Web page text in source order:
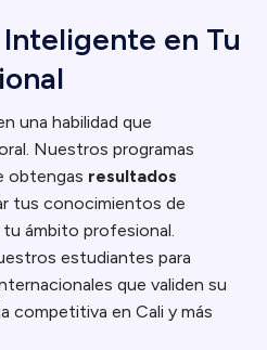
en Tu
una habilidad que
Nuestros programas
obtengas resultados
tus conocimientos de
ámbito profesional.
estudiantes para
que validen su
competitiva en Cali y más